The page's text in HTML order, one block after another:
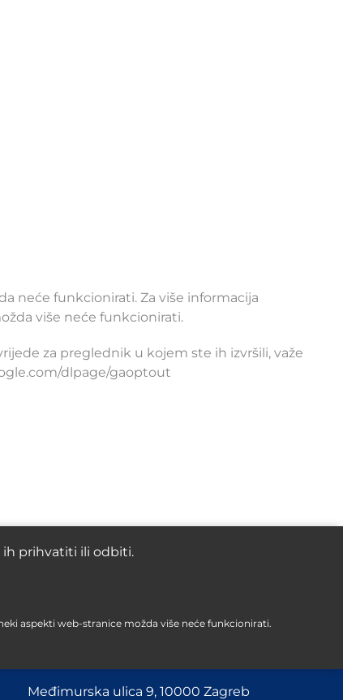
neće funkcionirati. Za više informacija
više neće funkcionirati.
za preglednik u kojem ste ih izvršili, važe
dlpage/gaoptout
Međimurska ulica 9, 10000 Zagreb
ih prihvatiti ili odbiti.
aspekti web-stranice možda više neće funkcionirati.